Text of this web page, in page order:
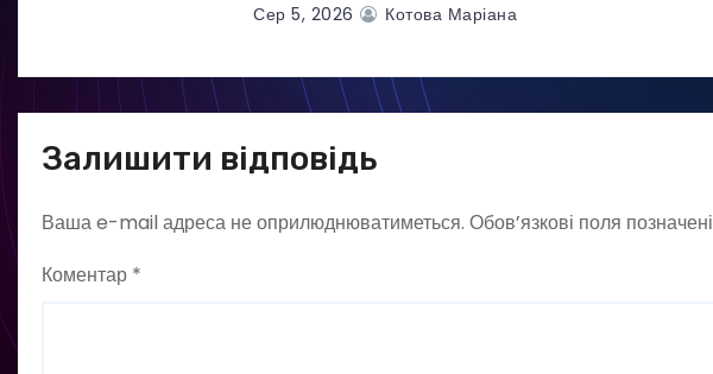
Сер 5, 2026 Котова Маріана
Залишити відповідь
Ваша e-mail адреса не оприлюднюватиметься. Обов’язкові поля позначені
Коментар *